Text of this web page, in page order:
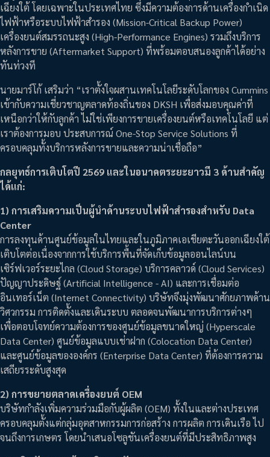
เฉียงใต้ โดยเฉพาะในประเทศไทย ซึ่งมีความต้องการด้านเครื่องกำเนิด
ไฟฟ้าหรือระบบไฟฟ้าสำรอง (Mission-Critical Backup Power)
เครื่องยนต์สมรรถนะสูง (High-Performance Engines) รวมถึงบริการ
หลังการขาย (Aftermarket Support) ที่พร้อมตอบสนองลูกค้าได้อย่าง
ทันท่วงที
นายมาร์โก้ เสริมว่า “เราตั้งใจผสานเทคโนโลยีระดับโลกของ Cummins
เข้ากับความเชี่ยวชาญตลาดท้องถิ่นของ DKSH เพื่อส่งมอบคุณค่าที่
เหนือกว่าให้กับลูกค้า ไม่ใช่เพียงการขายเครื่องยนต์หรือเทคโนโลยี แต่
เราต้องการมอบ ประสบการณ์ One-Stop Service Solutions ที่
ครอบคลุมทั้งบริการหลังการขายและความน่าเชื่อถือ”
กลยุทธ์การเติบโตปี 2569 และในอนาคตระยะยาวมี 3 ด้านสำคัญ
ได้แก่:
1) การเสริมความเป็นผู้นำด้านระบบไฟฟ้าสำรองสำหรับ Data
Center
การลงทุนด้านศูนย์ข้อมูลในไทยและในภูมิภาคเอเชียตะวันออกเฉียงใต้
เติบโตต่อเนื่องจากการใช้บริการพื้นที่จัดเก็บข้อมูลออนไลน์บน
เซิร์ฟเวอร์ระยะไกล (Cloud Storage) บริการคลาวด์ (Cloud Services)
ปัญญาประดิษฐ์ (Artificial Intelligence - AI) และการเชื่อมต่อ
อินเทอร์เน็ต (Internet Connectivity) บริษัทจึงมุ่งพัฒนาศักยภาพด้าน
วิศวกรรม การติดตั้งและเดินระบบ ตลอดจนพัฒนาการบริการต่างๆ
เพื่อตอบโจทย์ความต้องการของศูนย์ข้อมูลขนาดใหญ่ (Hyperscale
Data Center) ศูนย์ข้อมูลแบบเช่าฝาก (Colocation Data Center)
และศูนย์ข้อมูลขององค์กร (Enterprise Data Center) ที่ต้องการความ
เสถียรระดับสูงสุด
2) การขยายตลาดเครื่องยนต์ OEM
บริษัทกำลังเพิ่มความร่วมมือกับผู้ผลิต (OEM) ทั้งในและต่างประเทศ
ครอบคลุมตั้งแต่กลุ่มอุตสาหกรรมการก่อสร้าง การผลิต การเดินเรือ ไป
จนถึงการเกษตร โดยนำเสนอโซลูชันเครื่องยนต์ที่มีประสิทธิภาพสูง